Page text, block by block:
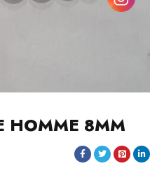
HOMME 8MM